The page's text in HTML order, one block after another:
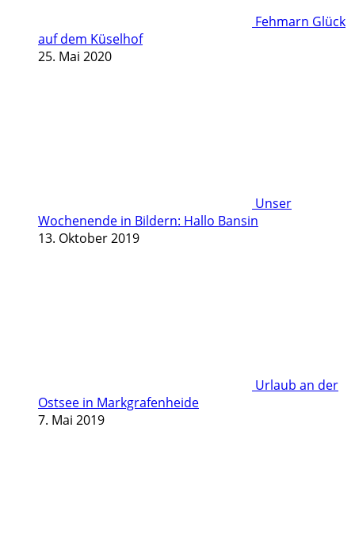
Fehmarn Glück
auf dem Küselhof
25. Mai 2020
Unser
Wochenende in Bildern: Hallo Bansin
13. Oktober 2019
Urlaub an der
Ostsee in Markgrafenheide
7. Mai 2019